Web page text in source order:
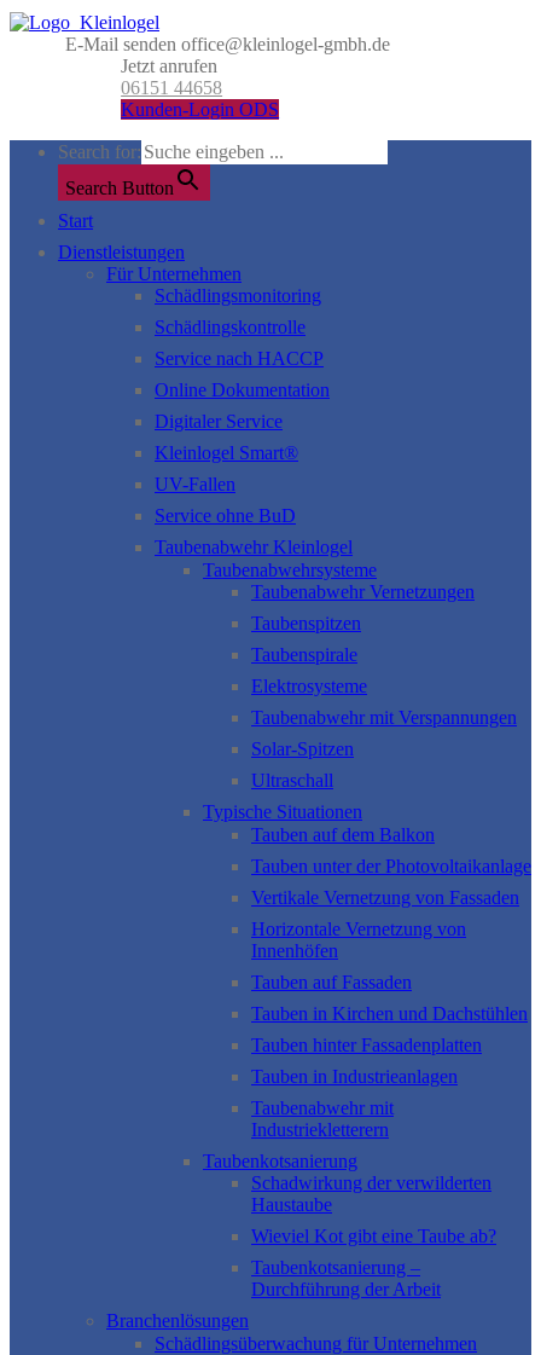
E-Mail senden office@kleinlogel-gmbh.de
Jetzt anrufen
06151 44658
Kunden-Login ODS
Search for:
Search Button
Start
Dienstleistungen
Für Unternehmen
Schädlingsmonitoring
Schädlingskontrolle
Service nach HACCP
Online Dokumentation
Digitaler Service
Kleinlogel Smart®
UV-Fallen
Service ohne BuD
Taubenabwehr Kleinlogel
Taubenabwehrsysteme
Taubenabwehr Vernetzungen
Taubenspitzen
Taubenspirale
Elektrosysteme
Taubenabwehr mit Verspannungen
Solar-Spitzen
Ultraschall
Typische Situationen
Tauben auf dem Balkon
Tauben unter der Photovoltaikanlage
Vertikale Vernetzung von Fassaden
Horizontale Vernetzung von
Innenhöfen
Tauben auf Fassaden
Tauben in Kirchen und Dachstühlen
Tauben hinter Fassadenplatten
Tauben in Industrieanlagen
Taubenabwehr mit
Industriekletterern
Taubenkotsanierung
Schadwirkung der verwilderten
Haustaube
Wieviel Kot gibt eine Taube ab?
Taubenkotsanierung –
Durchführung der Arbeit
Branchenlösungen
Schädlingsüberwachung für Unternehmen